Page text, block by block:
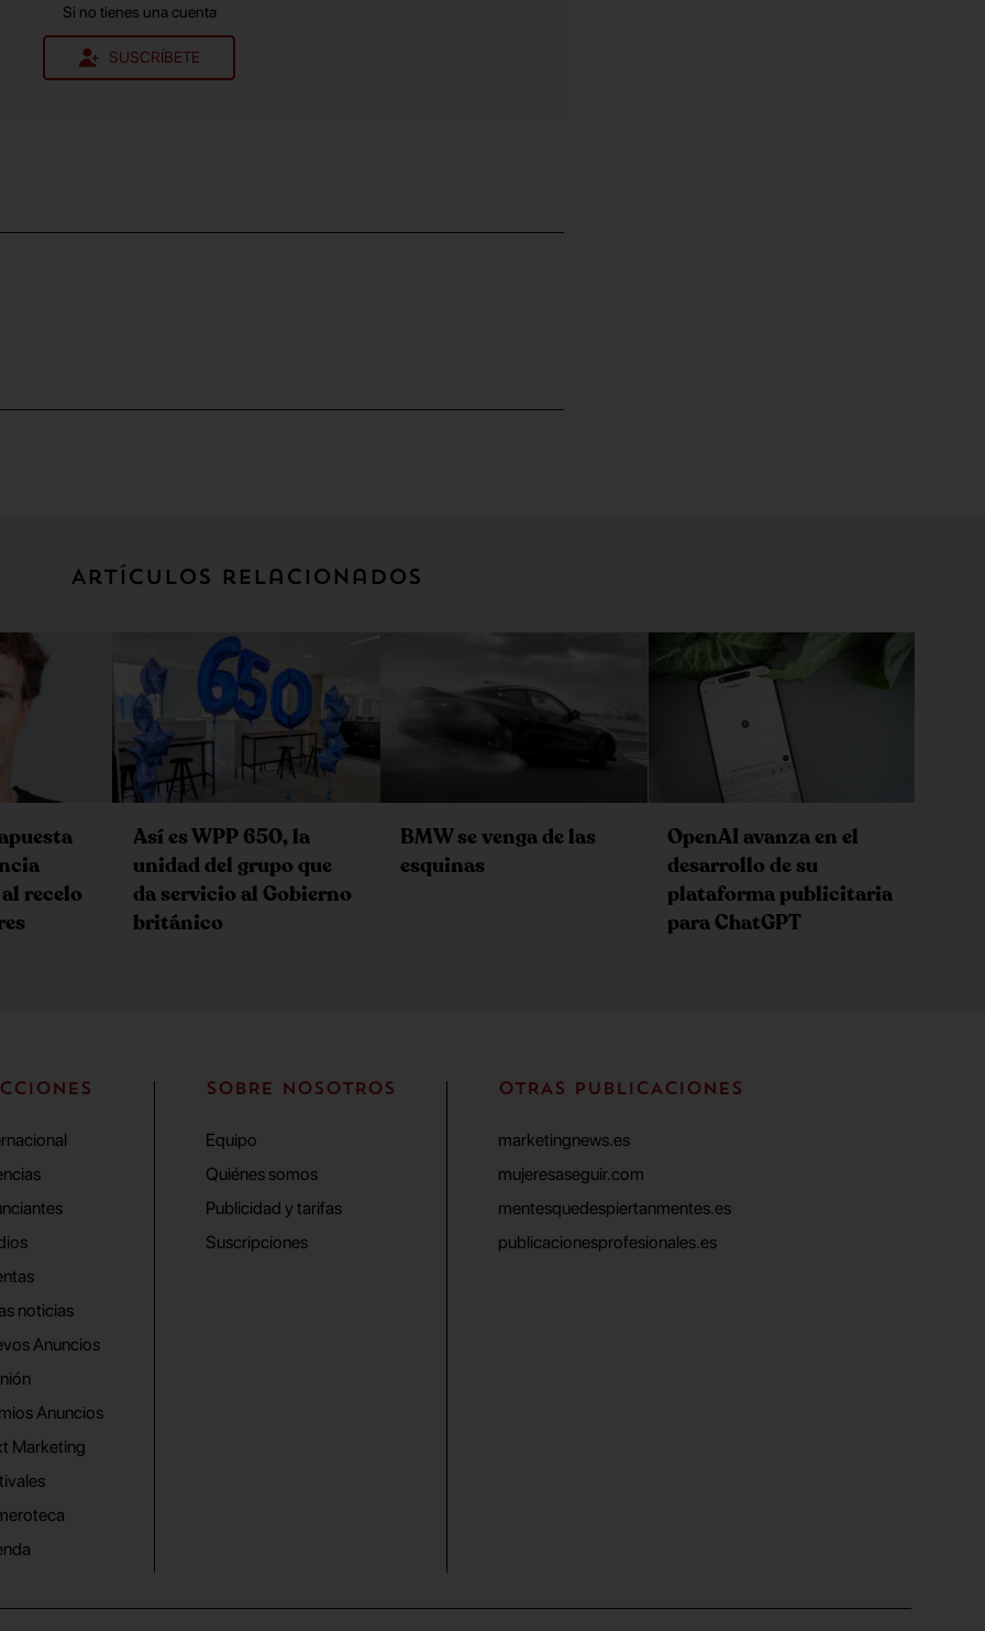
Si no tienes una cuenta
SUSCRÍBETE
Artículos relacionados
recelo
Así es WPP 650, la
unidad del grupo que
da servicio al Gobierno
británico
BMW se venga de las
esquinas
OpenAI avanza en el
desarrollo de su
plataforma publicitaria
para ChatGPT
noticias
Anuncios
Anuncios
Marketing
SOBRE NOSOTROS
Equipo
Quiénes somos
Publicidad y tarifas
Suscripciones
OTRAS PUBLICACIONES
marketingnews.es
mujeresaseguir.com
mentesquedespiertanmentes.es
publicacionesprofesionales.es